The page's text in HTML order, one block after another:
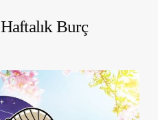
Haftalık Burç